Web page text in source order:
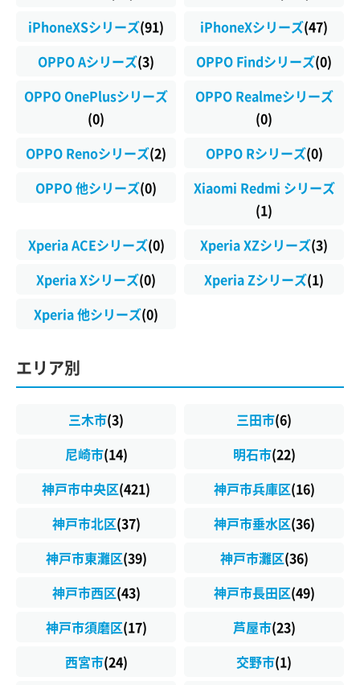
iPhoneXSシリーズ(91) iPhoneXシリーズ(47)
OPPO Aシリーズ(3) OPPO Findシリーズ(0)
OPPO OnePlusシリーズ
(0)
OPPO Realmeシリーズ
(0)
OPPO Renoシリーズ(2) OPPO Rシリーズ(0)
OPPO 他シリーズ(0)
Xiaomi Redmi シリーズ
(1)
Xperia ACEシリーズ(0) Xperia XZシリーズ(3)
Xperia Xシリーズ(0) Xperia Zシリーズ(1)
Xperia 他シリーズ(0)
エリア別
三木市(3) 三田市(6)
尼崎市(14) 明石市(22)
神戸市中央区(421) 神戸市兵庫区(16)
神戸市北区(37) 神戸市垂水区(36)
神戸市東灘区(39) 神戸市灘区(36)
神戸市西区(43) 神戸市長田区(49)
神戸市須磨区(17) 芦屋市(23)
西宮市(24) 交野市(1)